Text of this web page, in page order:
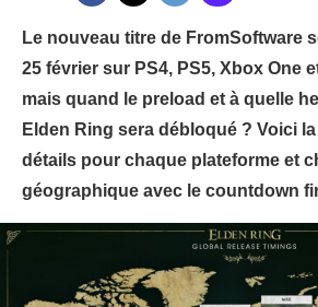
Le nouveau titre de FromSoftware
25 février sur PS4, PS5, Xbox One
mais quand le preload et à quelle
Elden Ring sera débloqué ? Voici
détails pour chaque plateforme et
géographique avec le countdown